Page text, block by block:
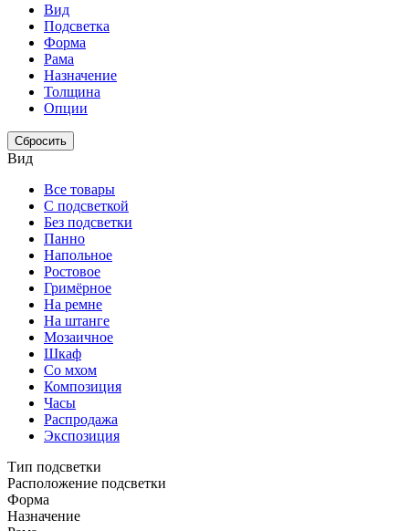
Вид
Подсветка
Форма
Рама
Назначение
Толщина
Опции
Сбросить
Вид
Все товары
С подсветкой
Без подсветки
Панно
Напольное
Ростовое
Гримёрное
На ремне
На штанге
Мозаичное
Шкаф
Со мхом
Композиция
Часы
Распродажа
Экспозиция
Тип подсветки
Расположение подсветки
Форма
Назначение